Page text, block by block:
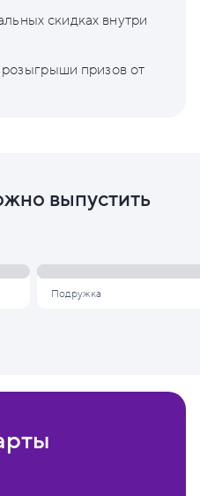
скидках внутри
призов от
выпустить
Подружка